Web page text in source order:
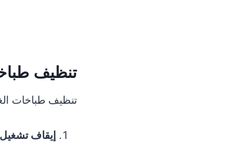
تنظيف
تنظيف طباخات
إيقاف